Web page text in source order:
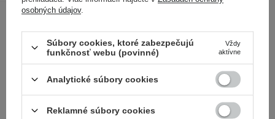
osobných údajov.
Súbory cookies, ktoré zabezpečujú
funkčnosť webu (povinné)
Vždy
aktívne
Analytické súbory cookies
Reklamné súbory cookies